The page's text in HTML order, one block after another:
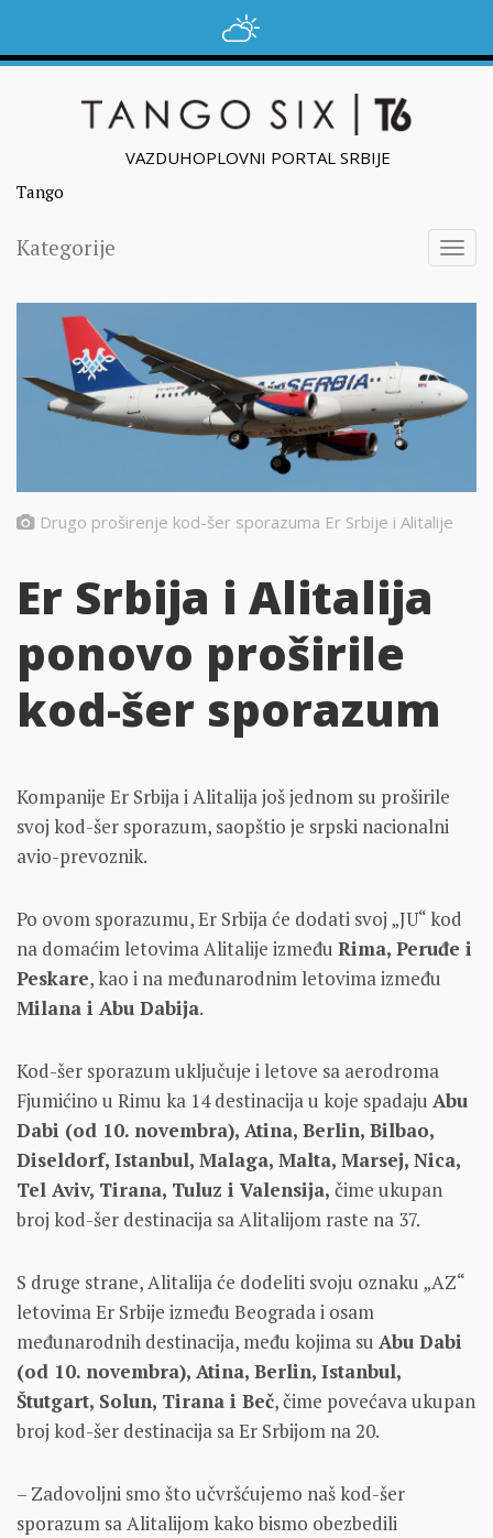
VAZDUHOPLOVNI PORTAL SRBIJE
Tango
Kategorije
Drugo proširenje kod-šer sporazuma Er Srbije i Alitalije
Er Srbija i Alitalija
ponovo proširile
kod-šer sporazum
Kompanije Er Srbija i Alitalija još jednom su proširile
svoj kod-šer sporazum, saopštio je srpski nacionalni
avio-prevoznik.
Po ovom sporazumu, Er Srbija će dodati svoj „JU“ kod
na domaćim letovima Alitalije između Rima, Peruđe i
Peskare, kao i na međunarodnim letovima između
Milana i Abu Dabija.
Kod-šer sporazum uključuje i letove sa aerodroma
Fjumićino u Rimu ka 14 destinacija u koje spadaju Abu
Dabi (od 10. novembra), Atina, Berlin, Bilbao,
Diseldorf, Istanbul, Malaga, Malta, Marsej, Nica,
Tel Aviv, Tirana, Tuluz i Valensija, čime ukupan
broj kod-šer destinacija sa Alitalijom raste na 37.
S druge strane, Alitalija će dodeliti svoju oznaku „AZ“
letovima Er Srbije između Beograda i osam
međunarodnih destinacija, među kojima su Abu Dabi
(od 10. novembra), Atina, Berlin, Istanbul,
Štutgart, Solun, Tirana i Beč, čime povećava ukupan
broj kod-šer destinacija sa Er Srbijom na 20.
– Zadovoljni smo što učvršćujemo naš kod-šer
sporazum sa Alitalijom kako bismo obezbedili